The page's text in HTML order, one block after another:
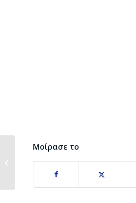
Μοίρασε το